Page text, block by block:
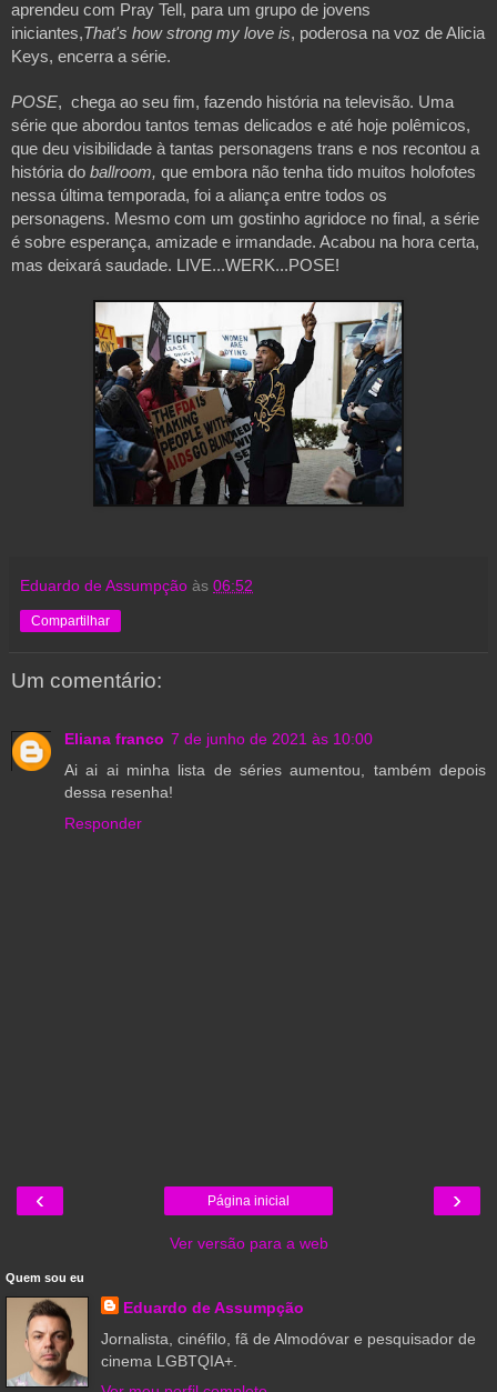
aprendeu com Pray Tell, para um grupo de jovens
iniciantes,That's how strong my love is, poderosa na voz de Alicia
Keys, encerra a série.
POSE,  chega ao seu fim, fazendo história na televisão. Uma
série que abordou tantos temas delicados e até hoje polêmicos,
que deu visibilidade à tantas personagens trans e nos recontou a
história do ballroom, que embora não tenha tido muitos holofotes
nessa última temporada, foi a aliança entre todos os
personagens. Mesmo com um gostinho agridoce no final, a série
é sobre esperança, amizade e irmandade. Acabou na hora certa,
mas deixará saudade. LIVE...WERK...POSE!
Eduardo de Assumpção às 06:52
Compartilhar
Um comentário:
Eliana franco 7 de junho de 2021 às 10:00
Ai ai ai minha lista de séries aumentou, também depois
dessa resenha!
Responder
‹ ›
Página inicial
Ver versão para a web
Quem sou eu
Eduardo de Assumpção
Jornalista, cinéfilo, fã de Almodóvar e pesquisador de
cinema LGBTQIA+.